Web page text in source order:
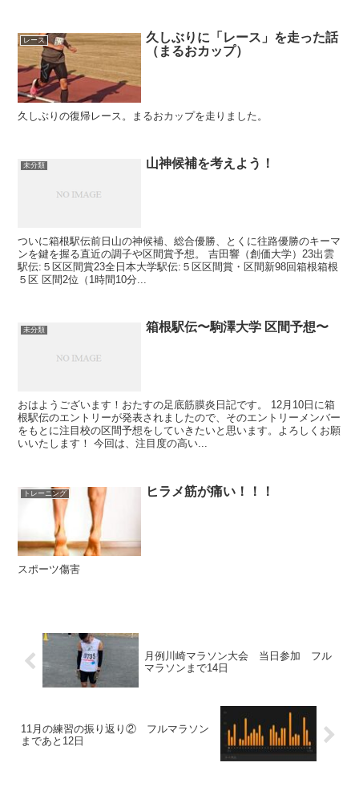
レース
久しぶりに「レース」を走った話
（まるおカップ）
久しぶりの復帰レース。まるおカップを走りました。
未分類 山神候補を考えよう！
ついに箱根駅伝前日山の神候補、総合優勝、とくに往路優勝のキーマ
ンを鍵を握る直近の調子や区間賞予想。 吉田響（創価大学）23出雲
駅伝:５区区間賞23全日本大学駅伝:５区区間賞・区間新98回箱根箱根
５区 区間2位（1時間10分...
未分類 箱根駅伝〜駒澤大学 区間予想〜
おはようございます！おたすの足底筋膜炎日記です。 12月10日に箱
根駅伝のエントリーが発表されましたので、そのエントリーメンバー
をもとに注目校の区間予想をしていきたいと思います。よろしくお願
いいたします！ 今回は、注目度の高い...
トレーニング ヒラメ筋が痛い！！！
スポーツ傷害
月例川崎マラソン大会 当日参加 フル
マラソンまで14日
11月の練習の振り返り② フルマラソン
まであと12日